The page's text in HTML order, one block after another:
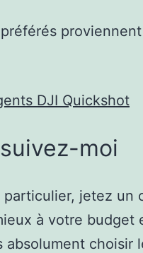
DJI Quickshot
moi
particulier, jetez un
à votre budget
absolument choisir